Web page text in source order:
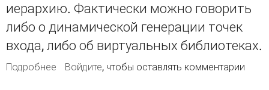
иерархию. Фактически можно говорить
либо о динамической генерации точек
входа, либо об виртуальных библиотеках.
Подробнее о Генерация подсайтов (виртуальных
Войдите, чтобы оставлять комментарии